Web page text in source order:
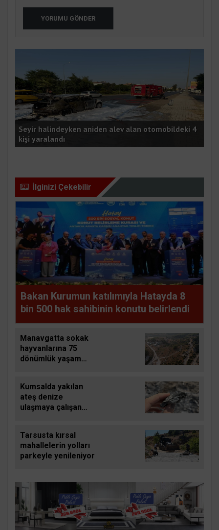
YORUMU GÖNDER
Seyir halindeyken aniden alev alan otomobildeki 4
kişi yaralandı
İlginizi Çekebilir
Bakan Kurumun katılımıyla Hatayda 8
bin 500 hak sahibinin konutu belirlendi
Manavgatta sokak
hayvanlarına 75
dönümlük yaşam
Kumsalda yakılan
ateş denize
ulaşmaya çalışan
Tarsusta kırsal
mahallelerin yolları
parkeyle yenileniyor